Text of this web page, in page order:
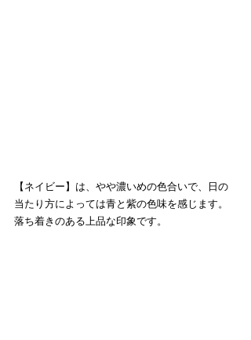
【ネイビー】は、やや濃いめの色合いで、日の
当たり方によっては青と紫の色味を感じます。
落ち着きのある上品な印象です。